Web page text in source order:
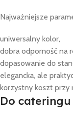
Najważniejsze
uniwersalny kolor,
dobra odporność na
dopasowanie do
elegancka, ale
korzystny koszt przy
Do cateringu